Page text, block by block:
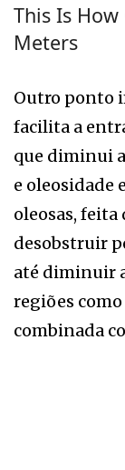
This Is
Meters
Outro ponto
facilita a
que diminui
e oleosidade
oleosas, feita
desobstruir
até diminuir
regiões
combinada